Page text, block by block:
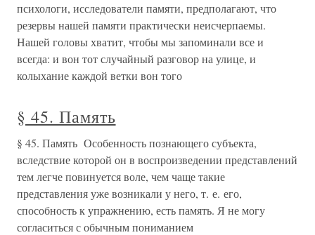
психологи, исследователи памяти, предполагают, что
резервы нашей памяти практически неисчерпаемы.
Нашей головы хватит, чтобы мы запоминали все и
всегда: и вон тот случайный разговор на улице, и
колыхание каждой ветки вон того
§ 45. Память
§ 45. Память Особенность познающего субъекта,
вследствие которой он в воспроизведении представлений
тем легче повинуется воле, чем чаще такие
представления уже возникали у него, т. е. его,
способность к упражнению, есть память. Я не могу
согласиться с обычным пониманием